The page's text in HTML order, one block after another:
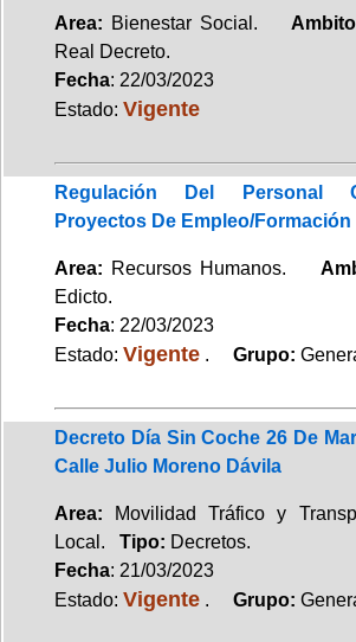
Area: Bienestar Social. Ambito
Real Decreto.
Fecha: 22/03/2023
Estado: Vigente
Regulación Del Personal
Proyectos De Empleo/Formación
Area: Recursos Humanos.
Edicto.
Fecha: 22/03/2023
Estado: Vigente . Grupo:
Decreto Día Sin Coche 26 De
Calle Julio Moreno Dávila
Area: Movilidad Tráfico y
Local. Tipo: Decretos.
Fecha: 21/03/2023
Estado: Vigente . Grupo: